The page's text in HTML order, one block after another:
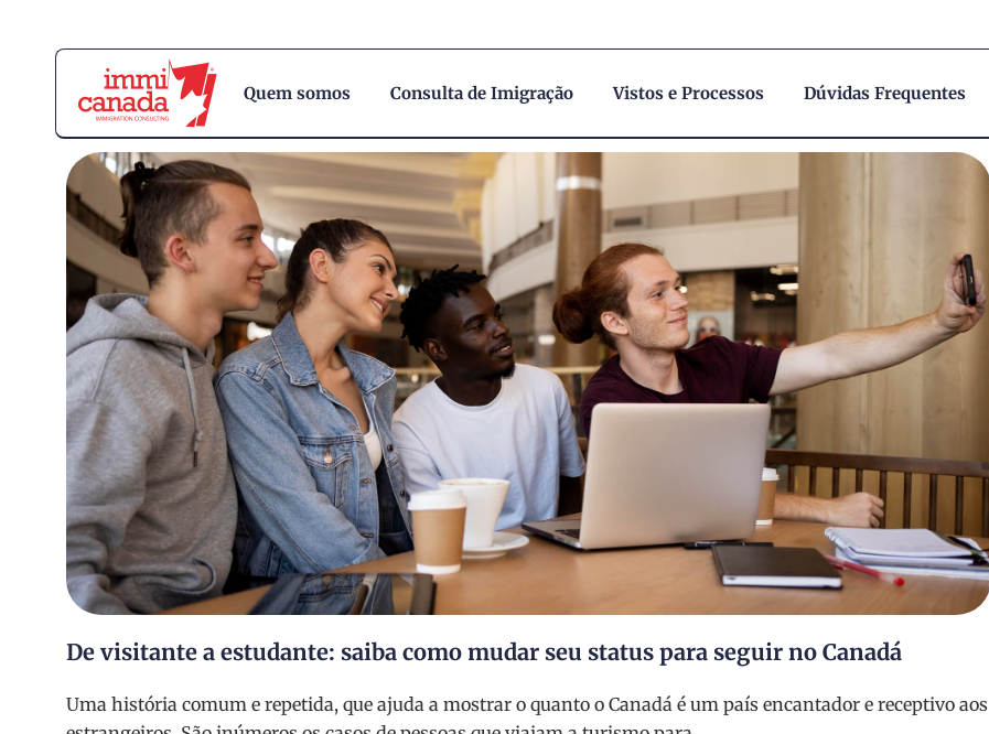
Quem somos Consulta de Imigração Vistos e Processos Dúvidas Frequentes
De visitante a estudante: saiba como mudar seu status para seguir no Canadá
Uma história comum e repetida, que ajuda a mostrar o quanto o Canadá é um país encantador e receptivo aos